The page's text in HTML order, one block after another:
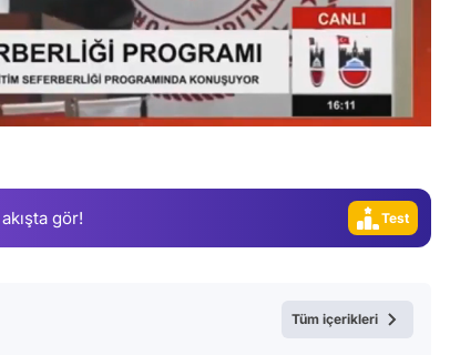
gör!
Video
Test
Tüm içerikleri